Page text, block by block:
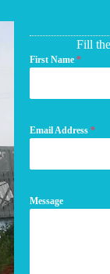
Fill
First Name *
Email Address *
Message